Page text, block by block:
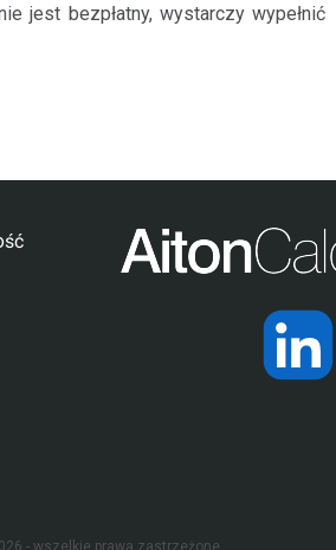
jest bezpłatny, wystarczy wypełnić
- wszelkie prawa zastrzeżone